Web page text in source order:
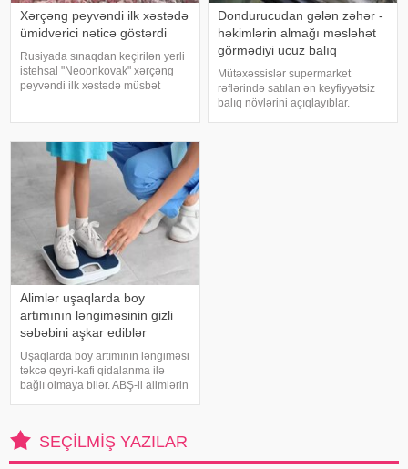
Xərçəng peyvəndi ilk xəstədə
ümidverici nəticə göstərdi
Rusiyada sınaqdan keçirilən yerli
istehsal "Neoonkovak" xərçəng
peyvəndi ilk xəstədə müsbət
Epidemiologiya və Mikrobiologiya
Mərkəzini
Dondurucudan gələn zəhər -
həkimlərin almağı məsləhət
görmədiyi ucuz balıq
Mütəxəssislər supermarket
rəflərində satılan ən keyfiyyətsiz
balıq növlərini açıqlayıblar.
Alimlər uşaqlarda boy
artımının ləngiməsinin gizli
səbəbini aşkar ediblər
Uşaqlarda boy artımının ləngiməsi
təkcə qeyri-kafi qidalanma ilə
bağlı olmaya bilər. ABŞ-li alimlərin
bakteriyalar hələ ana bətnində
olarkən körpənin inkişafın
SEÇILMIŞ YAZILAR